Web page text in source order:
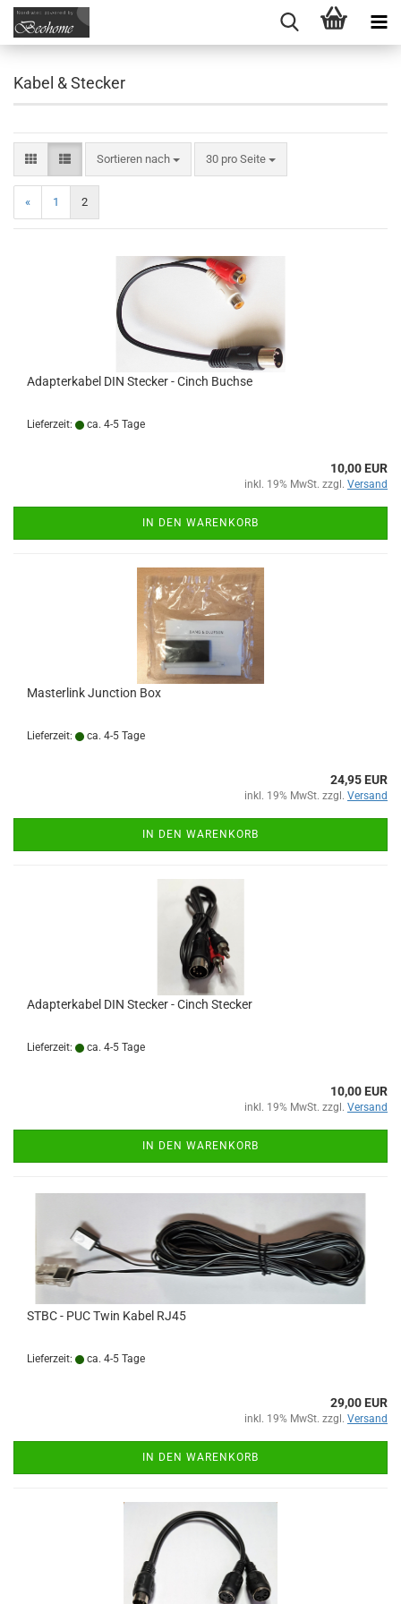
Kabel & Stecker
Sortieren nach
Sortieren nach 30 pro Seite
pro Seite
« 1 2
Adapterkabel DIN Stecker - Cinch Buchse
Lieferzeit: ca. 4-5 Tage
10,00 EUR
inkl. 19% MwSt. zzgl. Versand
IN DEN WARENKORB
Masterlink Junction Box
Lieferzeit: ca. 4-5 Tage
24,95 EUR
inkl. 19% MwSt. zzgl. Versand
IN DEN WARENKORB
Adapterkabel DIN Stecker - Cinch Stecker
Lieferzeit: ca. 4-5 Tage
10,00 EUR
inkl. 19% MwSt. zzgl. Versand
IN DEN WARENKORB
STBC - PUC Twin Kabel RJ45
Lieferzeit: ca. 4-5 Tage
29,00 EUR
inkl. 19% MwSt. zzgl. Versand
IN DEN WARENKORB